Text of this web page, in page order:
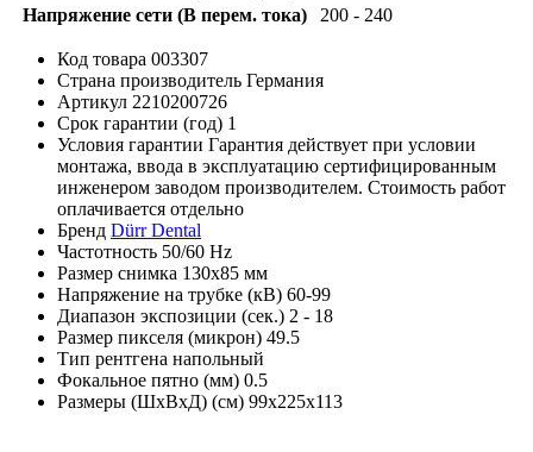
Напряжение сети (В перем. тока)
200 - 240
Код товара 003307
Страна производитель Германия
Артикул 2210200726
Срок гарантии (год) 1
Условия гарантии Гарантия действует при условии
монтажа, ввода в эксплуатацию сертифицированным
инженером заводом производителем. Cтоимость работ
оплачивается отдельно
Бренд Dürr Dental
Частотность 50/60 Hz
Размер снимка 130х85 мм
Напряжение на трубке (кВ) 60-99
Диапазон экспозиции (сек.) 2 - 18
Размер пикселя (микрон) 49.5
Тип рентгена напольный
Фокальное пятно (мм) 0.5
Размеры (ШхВхД) (см) 99х225х113